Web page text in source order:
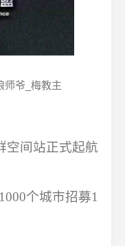
师爷_梅教主
空间站正式起航
个城市招募1